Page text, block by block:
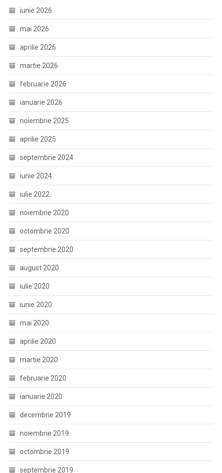
iunie 2026
mai 2026
aprilie 2026
martie 2026
februarie 2026
ianuarie 2026
noiembrie 2025
aprilie 2025
septembrie 2024
iunie 2024
iulie 2022
noiembrie 2020
octombrie 2020
septembrie 2020
august 2020
iulie 2020
iunie 2020
mai 2020
aprilie 2020
martie 2020
februarie 2020
ianuarie 2020
decembrie 2019
noiembrie 2019
octombrie 2019
septembrie 2019